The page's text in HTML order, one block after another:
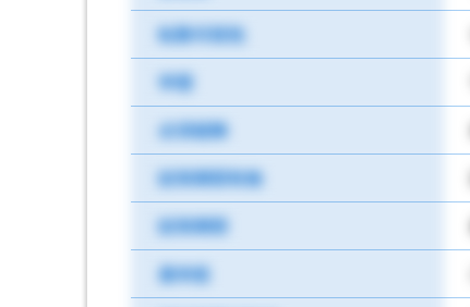
転勤可能性
学歴
必須経験
試用期間有無
試用期間
基本給